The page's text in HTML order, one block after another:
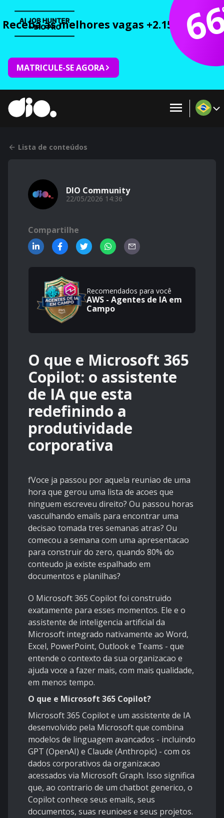
Receba as melhores vagas +2.150 cursos
MATRICULE-SE AGORA
Lista de conteúdos
DIO Community
22/05/2026 14:36
Compartilhe
Recomendados para você
AWS - Agentes de IA em
Campo
O que e Microsoft 365
Copilot: o assistente
de IA que esta
redefinindo a
produtividade
corporativa
fVoce ja passou por aquela reuniao de uma
hora que gerou uma lista de acoes que
ninguem escreveu direito? Ou passou horas
vasculhando emails para encontrar uma
decisao tomada tres semanas atras? Ou
comecou a semana com uma apresentacao
para construir do zero, quando 80% do
conteudo ja existe espalhado em
documentos e planilhas?
O Microsoft 365 Copilot foi construido
exatamente para esses momentos. Ele e o
assistente de inteligencia artificial da
Microsoft integrado nativamente ao Word,
Excel, PowerPoint, Outlook e Teams - que
entende o contexto da sua organizacao e
ajuda voce a fazer mais, com mais qualidade,
em menos tempo.
O que e Microsoft 365 Copilot?
Microsoft 365 Copilot e um assistente de IA
desenvolvido pela Microsoft que combina
modelos de linguagem avancados - incluindo
GPT (OpenAI) e Claude (Anthropic) - com os
dados corporativos da organizacao
acessados via Microsoft Graph. Isso significa
que, ao contrario de um chatbot generico, o
Copilot conhece seus emails, seus
documentos, suas reunioes e seus projetos.